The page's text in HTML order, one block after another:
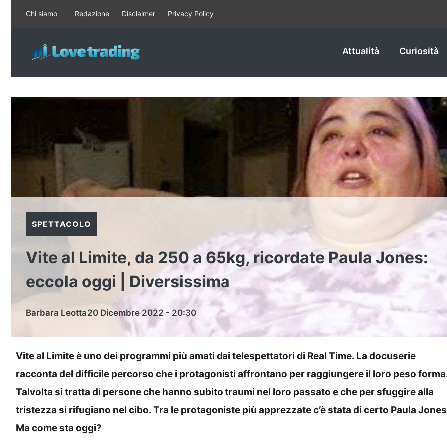
contenuto
Chi siamo Redazione Disclaimer Privacy Policy
Attualità Curiosità
SPETTACOLO
Vite al Limite, da 250 a 65kg, ricordate Paula Jones:
eccola oggi | Diversissima
Barbara Leotta20 Dicembre 2022 - 20:30
Vite al Limite è uno dei programmi più amati dai telespettatori di Real Time. La docuserie
racconta del difficile percorso che i protagonisti affrontano per raggiungere il loro peso
Talvolta si tratta di persone che hanno subito traumi nel loro passato e che per sfuggire alla
tristezza si rifugiano nel cibo. Tra le protagoniste più apprezzate c’è stata di certo Paula
Ma come sta oggi?